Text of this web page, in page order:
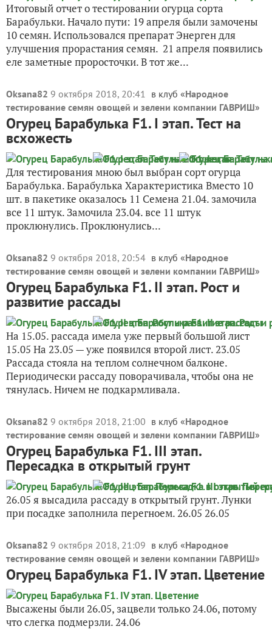
Итоговый отчет о тестировании огурца сорта
Барабульки. Начало пути: 19 апреля были замочены
10 семян. Использовался препарат Энерген для
улучшения прорастания семян. 21 апреля появились
еле заметные проросточки. В тот же...
Oksana82 9 октября 2018, 20:41 в клуб «Народное
тестирование семян овощей и зелени компании ГАВРИШ»
Огурец Барабулька F1. I этап. Тест на
всхожесть
Для тестирования мною был выбран сорт огурца
Барабулька. Барабулька Характеристика Вместо 10
шт. в пакетике оказалось 11 Семена 21.04. замочила
все 11 штук. Замочила 23.04. все 11 штук
проклюнулись. Проклюнулись...
Oksana82 9 октября 2018, 20:54 в клуб «Народное
тестирование семян овощей и зелени компании ГАВРИШ»
Огурец Барабулька F1. II этап. Рост и
развитие рассады
На 15.05. рассада имела уже первый большой лист
15.05 На 23.05 — уже появился второй лист. 23.05
Рассада стояла на теплом солнечном балконе.
Периодически рассаду поворачивала, чтобы она не
тянулась. Ничем не подкармливала.
Oksana82 9 октября 2018, 21:00 в клуб «Народное
тестирование семян овощей и зелени компании ГАВРИШ»
Огурец Барабулька F1. III этап.
Пересадка в открытый грунт
26.05 я высадила рассаду в открытый грунт. Лунки
при посадке заполнила перегноем. 26.05 26.05
Oksana82 9 октября 2018, 21:09 в клуб «Народное
тестирование семян овощей и зелени компании ГАВРИШ»
Огурец Барабулька F1. IV этап. Цветение
Высажены были 26.05, зацвели только 24.06, потому
что слегка подмерзли. 24.06